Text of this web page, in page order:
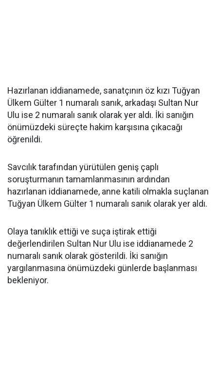
Hazırlanan iddianamede, sanatçının öz kızı Tuğyan
Ülkem Gülter 1 numaralı sanık, arkadaşı Sultan Nur
Ulu ise 2 numaralı sanık olarak yer aldı. İki sanığın
önümüzdeki süreçte hakim karşısına çıkacağı
öğrenildi.
Savcılık tarafından yürütülen geniş çaplı
soruşturmanın tamamlanmasının ardından
hazırlanan iddianamede, anne katili olmakla suçlanan
Tuğyan Ülkem Gülter 1 numaralı sanık olarak yer aldı.
Olaya tanıklık ettiği ve suça iştirak ettiği
değerlendirilen Sultan Nur Ulu ise iddianamede 2
numaralı sanık olarak gösterildi. İki sanığın
yargılanmasına önümüzdeki günlerde başlanması
bekleniyor.